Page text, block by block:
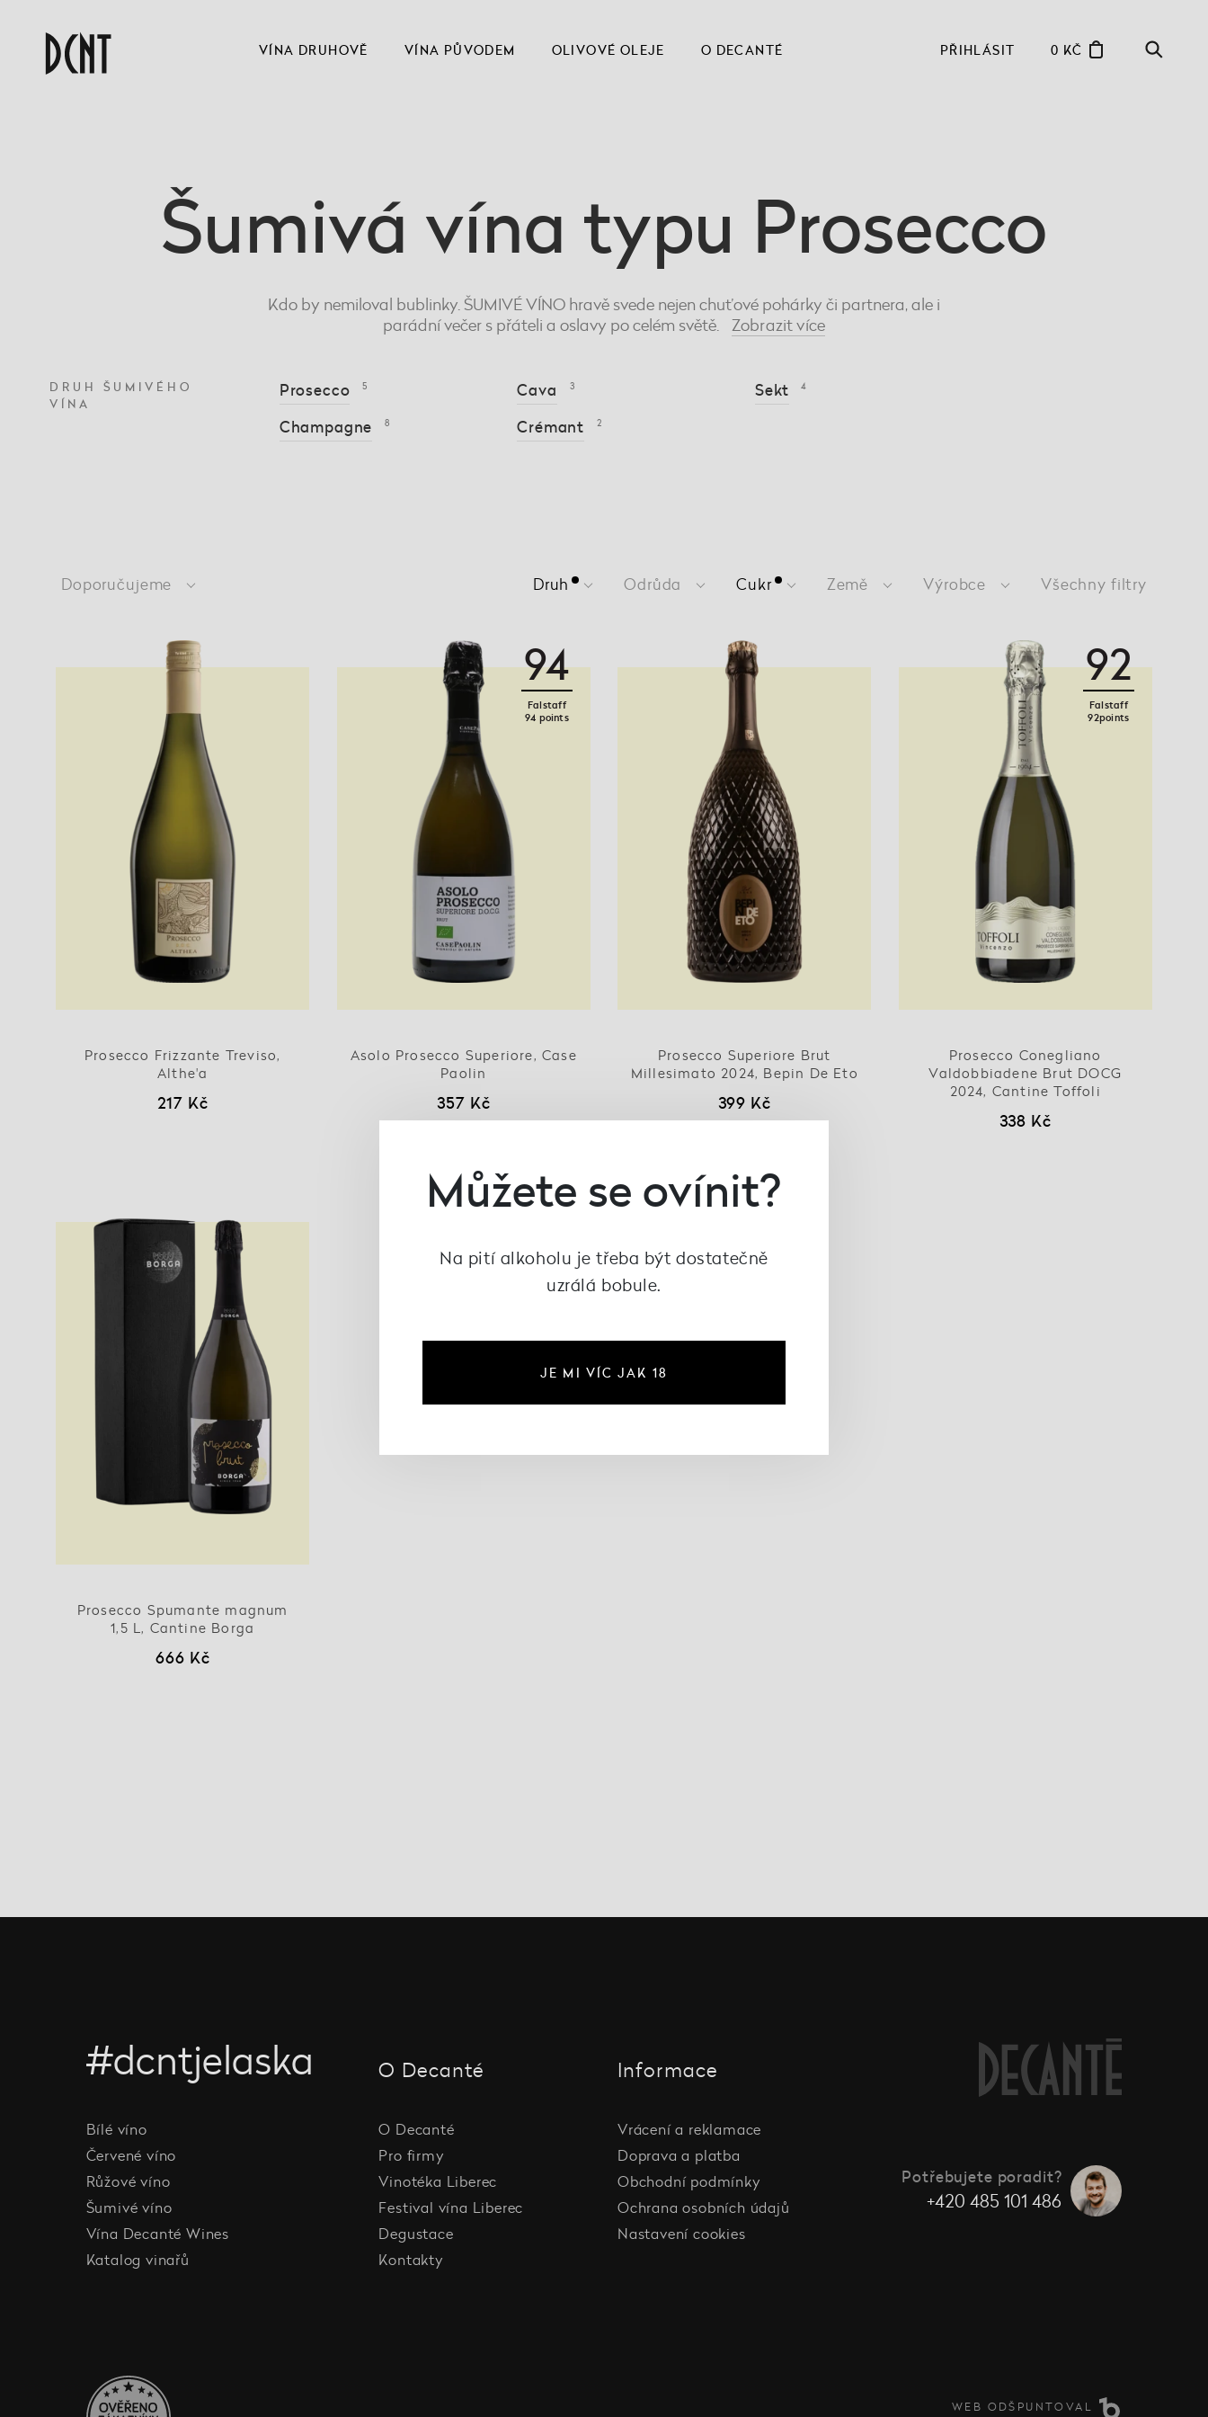
VÍNA DRUHOVĚ VÍNA PŮVODEM OLIVOVÉ OLEJE O DECANTÉ PŘIHLÁSIT 0 KČ
Šumivá vína typu Prosecco
Kdo by nemiloval bublinky. ŠUMIVÉ VÍNO hravě svede nejen chuťové pohárky či partnera, ale i
parádní večer s přáteli a oslavy po celém světě. Zobrazitvíce
DRUH ŠUMIVÉHO
VÍNA
Prosecco 5
Champagne 8
Cava 3
Crémant 2
Sekt 4
Doporučujeme Druh Odrůda Cukr Země Výrobce Všechny filtry
Prosecco Frizzante Treviso,
Althe'a
217 Kč
94
Falstaff
94 points
Asolo Prosecco Superiore, Case
Paolin
357 Kč
Prosecco Superiore Brut
Millesimato 2024, Bepin De Eto
399 Kč
92
Falstaff
92points
Prosecco Conegliano
Valdobbiadene Brut DOCG
2024, Cantine Toffoli
338 Kč
Prosecco Spumante magnum
1,5 L, Cantine Borga
666 Kč
#dcntjelaska
Bílé víno
Červené víno
Růžové víno
Šumivé víno
Vína Decanté Wines
Katalog vinařů
O Decanté
O Decanté
Pro firmy
Vinotéka Liberec
Festival vína Liberec
Degustace
Kontakty
Informace
Vrácení a reklamace
Doprava a platba
Obchodní podmínky
Ochrana osobních údajů
Nastavení cookies
Potřebujete poradit?
+420 485 101 486
WEB ODŠPUNTOVAL
Můžete se ovínit?
Na pití alkoholu je třeba být dostatečně
uzrálá bobule.
JE MI VÍC JAK 18